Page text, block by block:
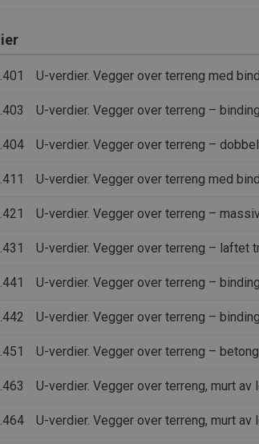
U-verdier. Vegger over terreng med
U-verdier. Vegger over terreng –
U-verdier. Vegger over terreng –
U-verdier. Vegger over terreng med
U-verdier. Vegger over terreng –
U-verdier. Vegger over terreng – laftet
U-verdier. Vegger over terreng –
U-verdier. Vegger over terreng –
U-verdier. Vegger over terreng – betong
U-verdier. Vegger over terreng, murt
U-verdier. Vegger over terreng, murt